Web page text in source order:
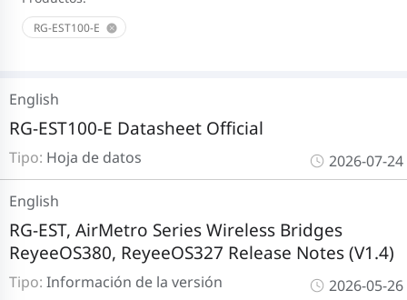
RG-EST100-E
Tipo: Hoja de datos
RG-EST100-E Datasheet Official
English
2026-07-24
Tipo: Información de la versión
RG-EST, AirMetro Series Wireless Bridges
ReyeeOS380, ReyeeOS327 Release Notes (V1.4)
English
2026-05-26